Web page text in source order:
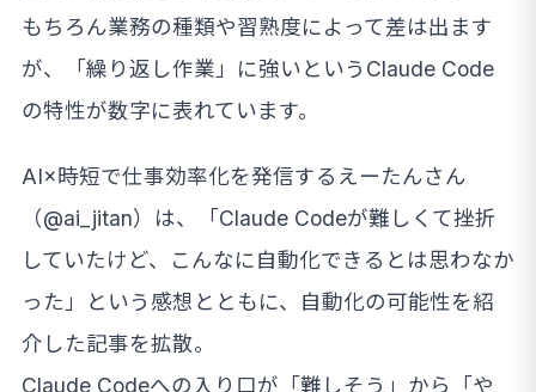
もちろん業務の種類や習熟度によって差は出ます
が、「繰り返し作業」に強いというClaude Code
の特性が数字に表れています。
AI×時短で仕事効率化を発信するえーたんさん
（@ai_jitan）は、「Claude Codeが難しくて挫折
していたけど、こんなに自動化できるとは思わなか
った」という感想とともに、自動化の可能性を紹
介した記事を拡散。
Claude Codeへの入り口が「難しそう」から「や